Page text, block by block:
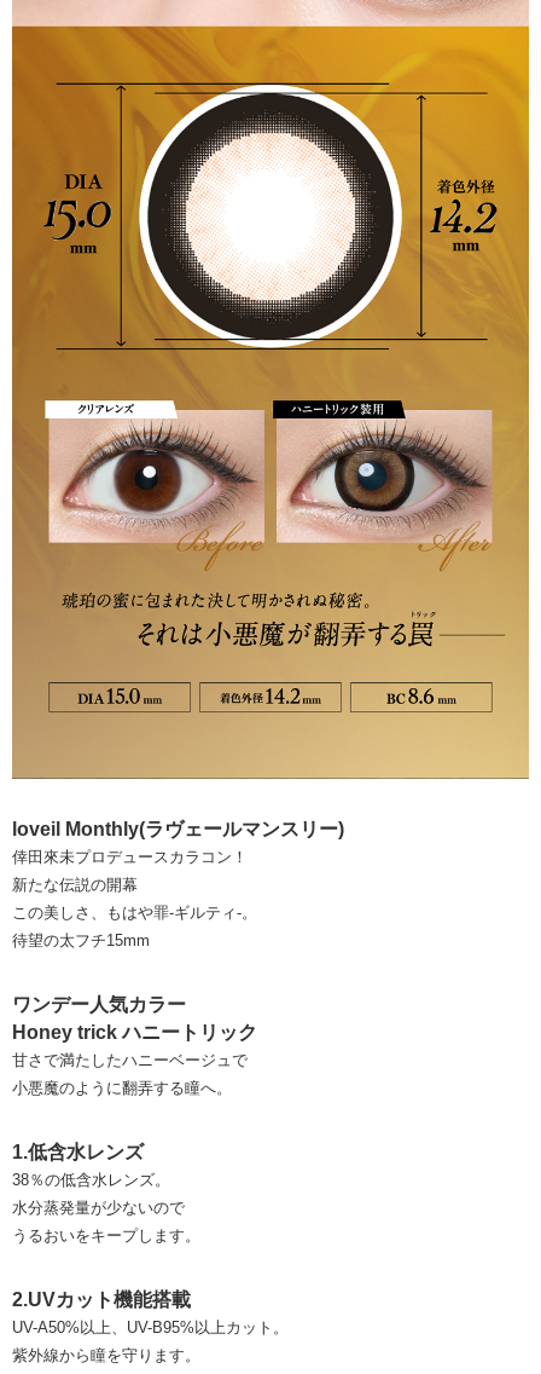
loveil Monthly(ラヴェールマンスリー)
倖田來未プロデュースカラコン！
新たな伝説の開幕
この美しさ、もはや罪-ギルティ-。
待望の太フチ15mm
ワンデー人気カラー
Honey trick ハニートリック
甘さで満たしたハニーベージュで
小悪魔のように翻弄する瞳へ。
1.低含水レンズ
38％の低含水レンズ。
水分蒸発量が少ないので
うるおいをキープします。
2.UVカット機能搭載
UV-A50%以上、UV-B95%以上カット。
紫外線から瞳を守ります。